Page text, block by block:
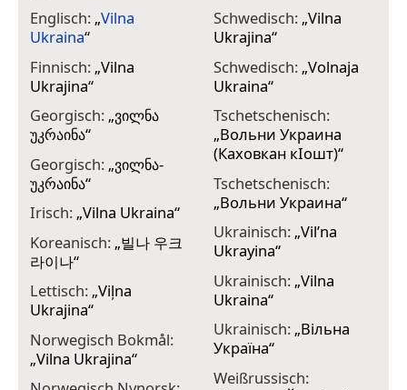
Englisch: „Vilna
Ukraina“
Finnisch: „Vіlnа
Ukrаjinа“
Georgisch: „ვილნა
უკრაინა“
Georgisch: „ვილნა-
უკრაინა“
Irisch: „Vilna Ukraina“
Koreanisch: „빌나 우크
라이나“
Lettisch: „Viļna
Ukrajina“
Norwegisch Bokmål:
„Vilna Ukrajina“
Schwedisch: „Vilna
Ukrajina“
Schwedisch: „Volnaja
Ukraina“
Tschetschenisch:
„Вольни Украина
(Каховкан кӀошт)“
Tschetschenisch:
„Вольни Украина“
Ukrainisch: „Vil’na
Ukrayina“
Ukrainisch: „Vilna
Ukraina“
Ukrainisch: „Вільна
Україна“
Weißrussisch: